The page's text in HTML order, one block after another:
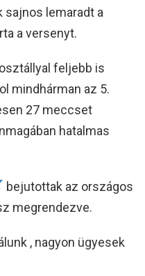
sajnos lemaradt a
a versenyt.
feljebb is
mindhárman az 5.
27 meccset
hatalmas
bejutottak az országos
megrendezve.
, nagyon ügyesek